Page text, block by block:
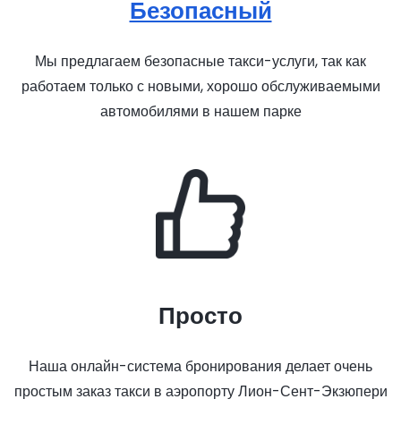
Безопасный
Мы предлагаем безопасные такси-услуги, так как
работаем только с новыми, хорошо обслуживаемыми
автомобилями в нашем парке
Просто
Наша онлайн-система бронирования делает очень
простым заказ такси в аэропорту Лион-Сент-Экзюпери